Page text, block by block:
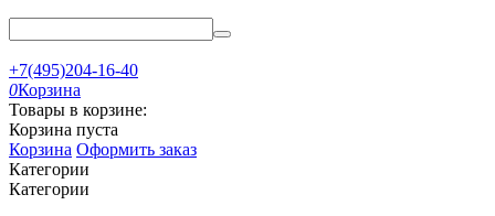
+7(495)204-16-40
0Корзина
Товары в корзине:
Корзина пуста
Корзина Оформить заказ
Категории
Категории